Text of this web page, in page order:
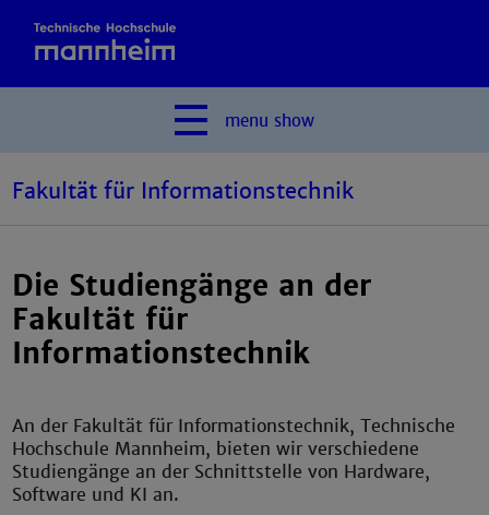
menu show
Fakultät für Informationstechnik
Die Studiengänge an der
Fakultät für
Informationstechnik
An der Fakultät für Informationstechnik, Technische
Hochschule Mannheim, bieten wir verschiedene
Studiengänge an der Schnittstelle von Hardware,
Software und KI an.